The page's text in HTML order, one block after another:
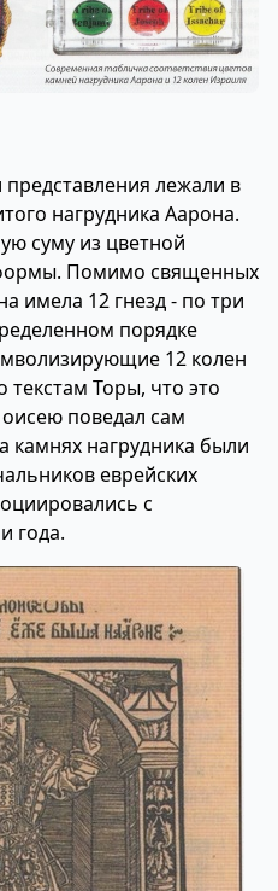
лежали в
нагрудника Аарона.
суму из цветной
Помимо священных
имела 12 гнезд - по три
порядке
12 колен
текстам Торы, что это
поведал сам
камнях нагрудника были
еврейских
с
года.